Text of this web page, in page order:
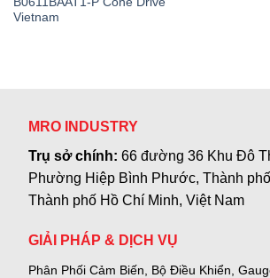
Vietnam
MRO INDUSTRY
Trụ sở chính:66 đường 36 Khu Đô
Phường Hiệp Bình Phước, Thành
Thành phố Hồ Chí Minh, Việt Nam
GIẢI PHÁP & DỊCH VỤ
Phân Phối Cảm Biến, Bộ Điều Khiển,